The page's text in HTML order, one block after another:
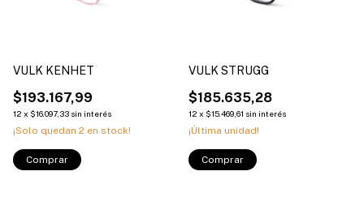
VULK KENHET
$193.167,99
12 x $16.097,33 sin interés
¡Solo quedan 2 en stock!
Comprar
VULK STRUGG
$185.635,28
12 x $15.469,61 sin interés
¡Última unidad!
Comprar